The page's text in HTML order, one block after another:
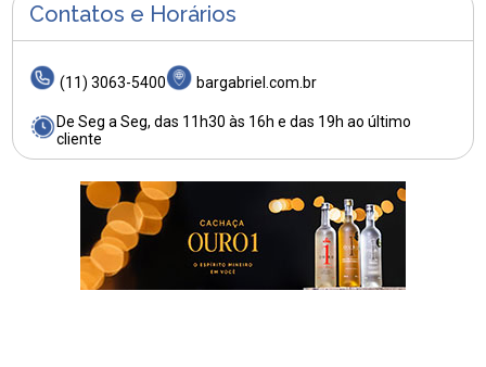
Contatos e Horários
(11) 3063-5400 bargabriel.com.br
De Seg a Seg, das 11h30 às 16h e das 19h ao último
cliente